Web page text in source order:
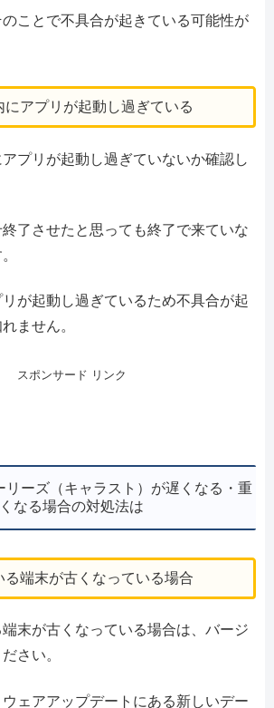
ことで不具合が起きている可能性が
にアプリが起動し過ぎている
プリが起動し過ぎていないか確認し
了させたと思っても終了で来ていな
が起動し過ぎているため不具合が起
ません。
スポンサード リンク
リーズ（キャラスト）が遅くなる・重
くなる場合の対処法は
る端末が古くなっている場合
末が古くなっている場合は、バージ
さい。
ェアアップデートにある新しいデー